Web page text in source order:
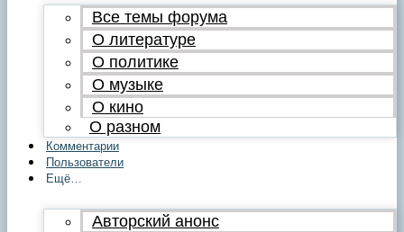
Все темы форума
О литературе
О политике
О музыке
О кино
О разном
Комментарии
Пользователи
Ещё…
Авторский анонс